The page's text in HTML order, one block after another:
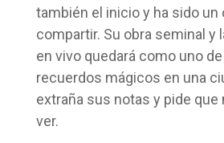
también el inicio y ha sido un
compartir. Su obra seminal y
en vivo quedará como uno
recuerdos mágicos en una
extraña sus notas y pide que
ver.